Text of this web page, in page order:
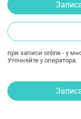
при записи online - у
Уточняйте у оператора.